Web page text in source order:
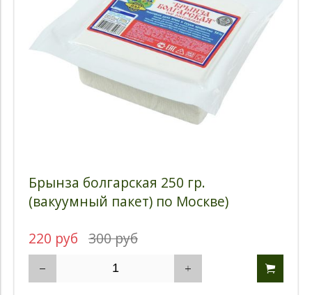
Брынза болгарская 250 гр.
(вакуумный пакет) по Москве)
220 руб 300 руб